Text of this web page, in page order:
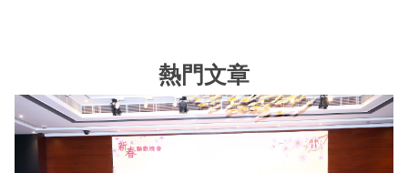
熱門文章